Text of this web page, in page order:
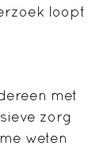
loopt
met
zorg
weten